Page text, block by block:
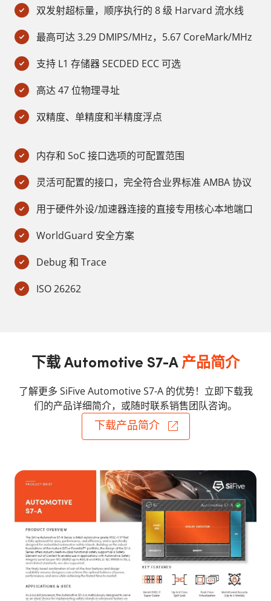
双发射超标量，顺序执行的 8 级 Harvard 流水线
最高可达 3.29 DMIPS/MHz，5.67 CoreMark/MHz
支持 L1 存储器 SECDED ECC 可选
高达 47 位物理寻址
双精度、单精度和半精度浮点
内存和 SoC 接口选项的可配置范围
灵活可配置的接口，完全符合业界标准 AMBA 协议
用于硬件外设/加速器连接的直接专用核心本地端口
WorldGuard 安全方案
Debug 和 Trace
ISO 26262
下载 Automotive S7-A 产品简介
了解更多 SiFive Automotive S7-A 的优势！立即下载我
们的产品详细简介，或随时联系销售团队咨询。
下载产品简介